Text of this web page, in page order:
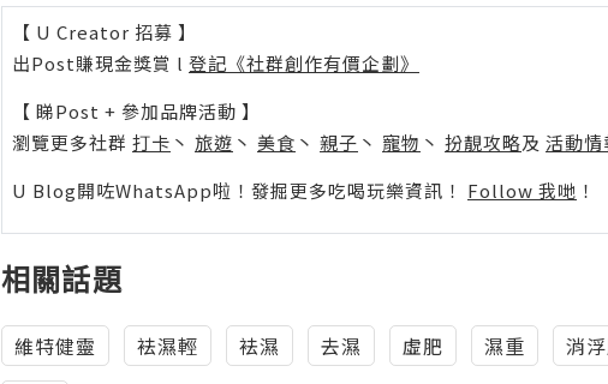
【 U Creator 招募 】
出Post賺現金獎賞 l 登記《社群創作有價企劃》
【 睇Post + 參加品牌活動 】
瀏覽更多社群 打卡 丶 旅遊 丶 美食 丶 親子 丶 寵物 丶 扮靚攻略及 活動情
U Blog開咗WhatsApp啦！發掘更多吃喝玩樂資訊！ Follow 我哋 ！
相關話題
維特健靈 袪濕輕 袪濕 去濕 虛肥 濕重 消